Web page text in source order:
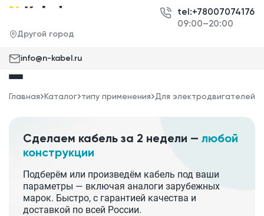
Другой город
tel:+78007074176
09:00–20:00
info@n-kabel.ru
Главная Каталог типу применения Для электродвигателей
Сделаем кабель за 2 недели — любой
конструкции
Подберём или произведём кабель под ваши
параметры — включая аналоги зарубежных
марок. Быстро, с гарантией качества и
доставкой по всей России.